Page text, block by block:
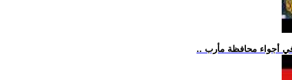
في أجواء محافظة مأرب